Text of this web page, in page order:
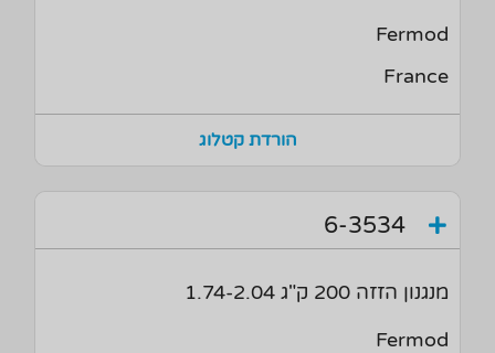
Fermod
France
הורדת קטלוג
6-3534
מנגנון הזזה 200 ק"ג 1.74-2.04
Fermod